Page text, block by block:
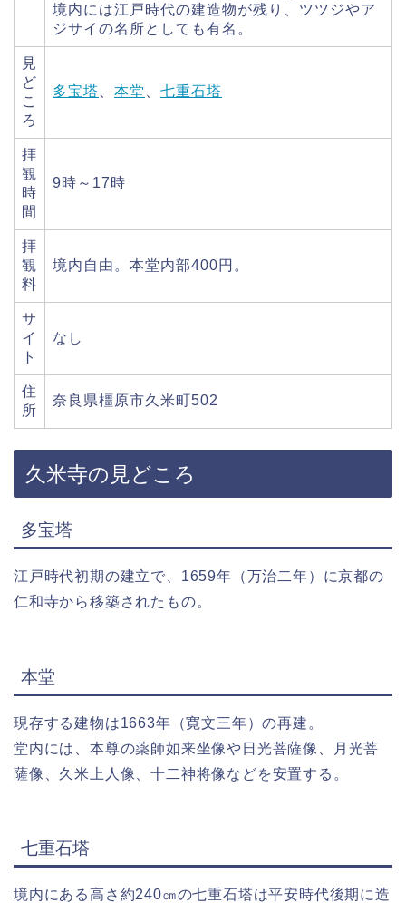
境内には江戸時代の建造物が残り、ツツジやア
ジサイの名所としても有名。
見
ど
こ
ろ
多宝塔 本堂 七重石塔
拝
観
時
間
9時～17時
拝
観
料
境内自由。本堂内部400円。
サ
イ
ト
なし
住
所
奈良県橿原市久米町502
久米寺の見どころ
多宝塔
江戸時代初期の建立で、1659年（万治二年）に京都の
仁和寺から移築されたもの。
本堂
現存する建物は1663年（寛文三年）の再建。
堂内には、本尊の薬師如来坐像や日光菩薩像、月光菩
薩像、久米上人像、十二神将像などを安置する。
七重石塔
境内にある高さ約240㎝の七重石塔は平安時代後期に造